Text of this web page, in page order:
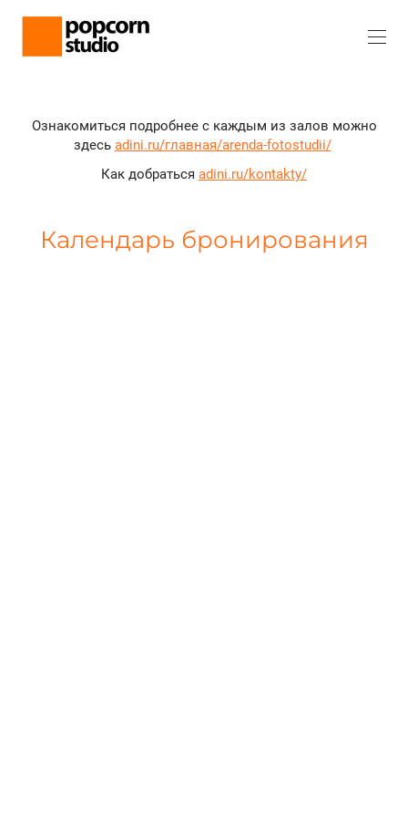
Ознакомиться подробнее с каждым из залов можно
здесь adini.ru/главная/arenda-fotostudii/
Как добраться adini.ru/kontakty/
Календарь бронирования